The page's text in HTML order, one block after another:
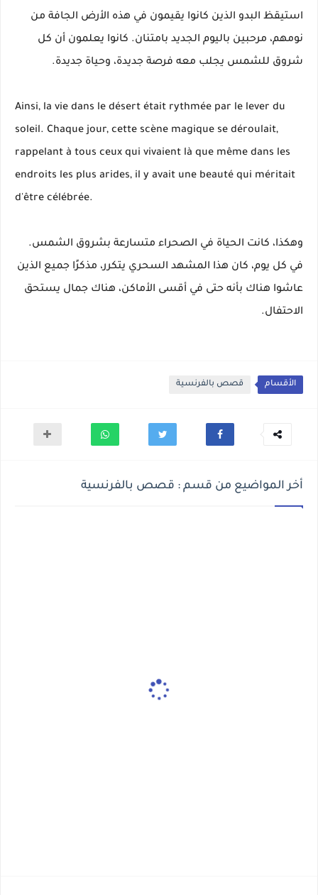
استيقظ البدو الذين كانوا يقيمون في هذه الأرض الجافة من
نومهم، مرحبين باليوم الجديد بامتنان. كانوا يعلمون أن كل
شروق للشمس يجلب معه فرصة جديدة، وحياة جديدة.
Ainsi, la vie dans le désert était rythmée par le lever du
soleil. Chaque jour, cette scène magique se déroulait,
rappelant à tous ceux qui vivaient là que même dans les
endroits les plus arides, il y avait une beauté qui méritait
d'être célébrée.
وهكذا، كانت الحياة في الصحراء متسارعة بشروق الشمس.
في كل يوم، كان هذا المشهد السحري يتكرر، مذكرًا جميع الذين
عاشوا هناك بأنه حتى في أقسى الأماكن، هناك جمال يستحق
الاحتفال.
الأقسام قصص بالفرنسية
أخر المواضيع من قسم : قصص بالفرنسية